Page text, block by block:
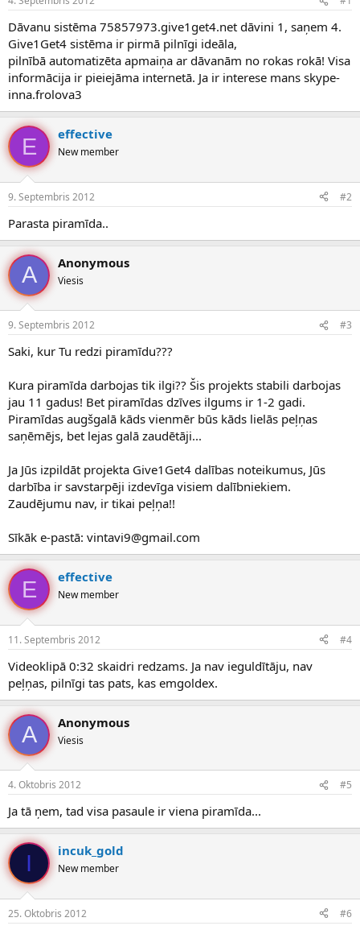
n
a
u
z
s
ā
c
ē
j
s
a
u
m
s
Dāvanu sistēma 75857973.give1get4.net dāvini 1, saņem 4.
Give1Get4 sistēma ir pirmā pilnīgi ideāla,
pilnībā automatizēta apmaiņa ar dāvanām no rokas rokā! Visa
informācija ir pieiejāma internetā. Ja ir interese mans skype-
inna.frolova3
E effective
New member
9. Septembris 2012 #2
Parasta piramīda..
A Anonymous
Viesis
9. Septembris 2012 #3
Saki, kur Tu redzi piramīdu???
Kura piramīda darbojas tik ilgi?? Šis projekts stabili darbojas
jau 11 gadus! Bet piramīdas dzīves ilgums ir 1-2 gadi.
Piramīdas augšgalā kāds vienmēr būs kāds lielās peļņas
saņēmējs, bet lejas galā zaudētāji...
Ja Jūs izpildāt projekta Give1Get4 dalības noteikumus, Jūs
darbība ir savstarpēji izdevīga visiem dalībniekiem.
Zaudējumu nav, ir tikai peļņa!!
Sīkāk e-pastā: vintavi9@gmail.com
E effective
New member
11. Septembris 2012 #4
Videoklipā 0:32 skaidri redzams. Ja nav ieguldītāju, nav
peļņas, pilnīgi tas pats, kas emgoldex.
A Anonymous
Viesis
4. Oktobris 2012 #5
Ja tā ņem, tad visa pasaule ir viena piramīda...
I incuk_gold
New member
25. Oktobris 2012 #6